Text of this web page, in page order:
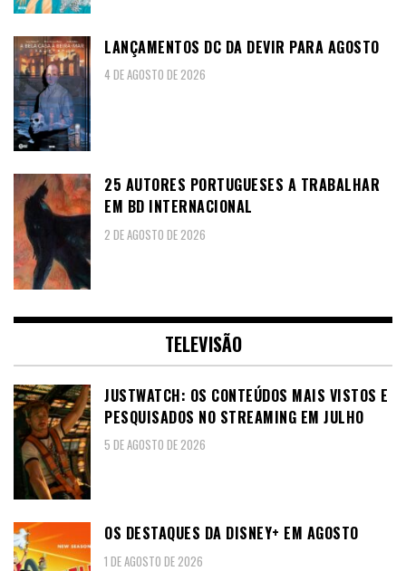
LANÇAMENTOS DC DA DEVIR PARA AGOSTO
4 DE AGOSTO DE 2026
25 AUTORES PORTUGUESES A TRABALHAR
EM BD INTERNACIONAL
2 DE AGOSTO DE 2026
TELEVISÃO
JUSTWATCH: OS CONTEÚDOS MAIS VISTOS E
PESQUISADOS NO STREAMING EM JULHO
5 DE AGOSTO DE 2026
OS DESTAQUES DA DISNEY+ EM AGOSTO
1 DE AGOSTO DE 2026